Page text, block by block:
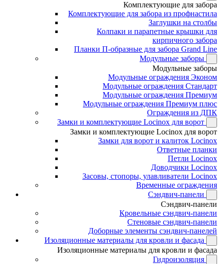
Комплектующие для забора
Комплектующие для забора из профнастила
Заглушки на столбы
Колпаки и парапетные крышки для
кирпичного забора
Планки П-образные для забора Grand Line
Модульные заборы
Модульные заборы
Модульные ограждения Эконом
Модульные ограждения Стандарт
Модульные ограждения Премиум
Модульные ограждения Премиум плюс
Ограждения из ДПК
Замки и комплектующие Locinox для ворот
Замки и комплектующие Locinox для ворот
Замки для ворот и калиток Locinox
Ответные планки
Петли Locinox
Доводчики Locinox
Засовы, стопоры, улавливатели Locinox
Временные ограждения
Сэндвич-панели
Сэндвич-панели
Кровельные сэндвич-панели
Стеновые сэндвич-панели
Доборные элементы сэндвич-панелей
Изоляционные материалы для кровли и фасада
Изоляционные материалы для кровли и фасада
Гидроизоляция